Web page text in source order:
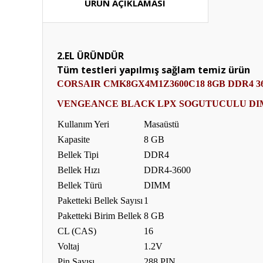
ÜRÜN AÇIKLAMASI
2.EL ÜRÜNDÜR
Tüm testleri yapılmış sağlam temiz ürün
CORSAIR CMK8GX4M1Z3600C18 8GB DDR4
VENGEANCE BLACK LPX SOGUTUCULU
Kullanım Yeri
Masaüstü
Kapasite
8 GB
Bellek Tipi
DDR4
Bellek Hızı
DDR4-3600
Bellek Türü
DIMM
Paketteki Bellek Sayısı 1
Paketteki Birim Bellek 8 GB
CL (CAS)
16
Voltaj
1.2V